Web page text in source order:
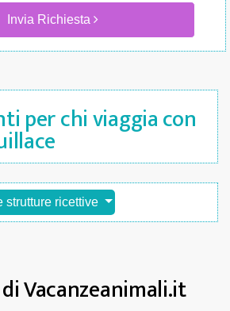
Invia Richiesta
per chi viaggia con
strutture ricettive
Vacanzeanimali.it